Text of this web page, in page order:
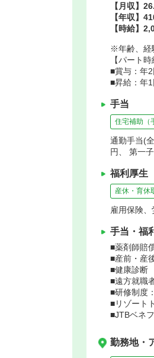
【月収】
【年収】
【時給】
※年齢、経
【パート
■賞与：年2
■昇給：年1
手当
住宅補助（
通勤手当(
円、 第一
福利厚生
産休・育休
雇用保険
手当・福
■薬剤師賠
■産前・産
■健康診断
■遠方就職
■研修制度
■リゾート
■JTBベネ
勤務地・